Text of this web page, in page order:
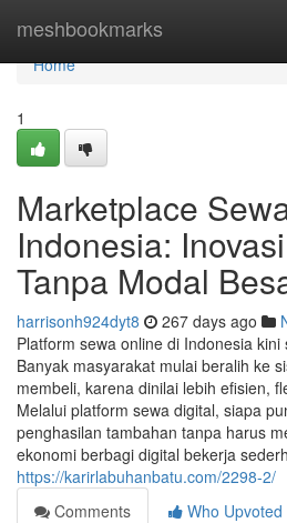
meshbookmarks
Home
Home
1
Marketplace
Indonesia:
Tanpa Modal
harrisonh924dyt8 267 days ago
Platform sewa online di Indonesia
Banyak masyarakat mulai beralih ke
membeli, karena dinilai lebih efisien,
Melalui platform sewa digital, siapa
penghasilan tambahan tanpa harus
ekonomi berbagi digital bekerja
https://karirlabuhanbatu.com/2298-2/
Comments
Who Upvoted